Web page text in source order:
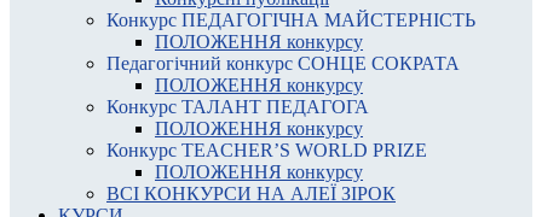
Конкурс ПЕДАГОГІЧНА МАЙСТЕРНІСТЬ
ПОЛОЖЕННЯ конкурсу
Педагогічний конкурс СОНЦЕ СОКРАТА
ПОЛОЖЕННЯ конкурсу
Конкурс ТАЛАНТ ПЕДАГОГА
ПОЛОЖЕННЯ конкурсу
Конкурс TEACHER’S WORLD PRIZE
ПОЛОЖЕННЯ конкурсу
ВСІ КОНКУРСИ НА АЛЕЇ ЗІРОК